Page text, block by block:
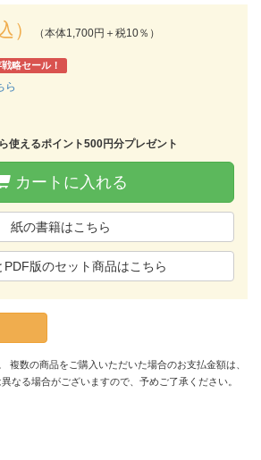
） （本体1,700円＋税10％）
略セール！
ら
使えるポイント500円分プレゼント
カートに入れる
紙の書籍はこちら
PDF版のセット商品はこちら
複数の商品をご購入いただいた場合のお支払金額は、
なる場合がございますので、予めご了承ください。